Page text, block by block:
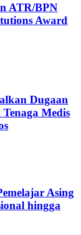
ATR/BPN
Award
Dugaan
Medis
Asing
hingga